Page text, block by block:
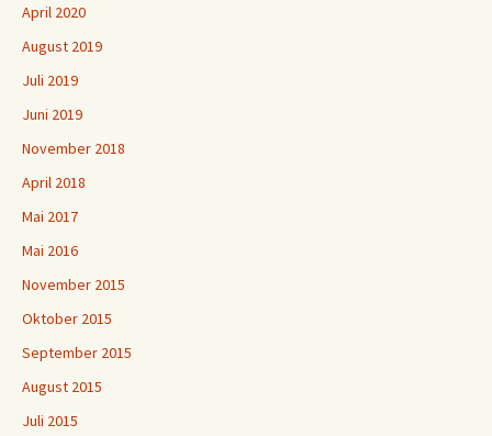
April 2020
August 2019
Juli 2019
Juni 2019
November 2018
April 2018
Mai 2017
Mai 2016
November 2015
Oktober 2015
September 2015
August 2015
Juli 2015